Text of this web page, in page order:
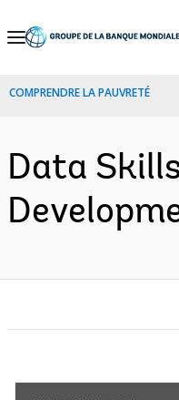
Skip
Navigation
COMPRENDRE LA PAUVRETÉ
Data